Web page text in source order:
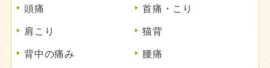
頭痛
首痛・こり
肩こり
猫背
背中の痛み
腰痛